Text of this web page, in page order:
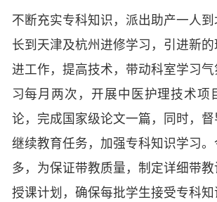
不断充实专科知识，派出助产一人
长到天津及杭州进修学习，引进新
进工作，提高技术，带动科室学习
习每月两次，开展中医护理技术项
论，完成国家级论文一篇，同时，
继续教育任务，加强专科知识学习
多，为保证带教质量，制定详细带
授课计划，确保每批学生接受专科